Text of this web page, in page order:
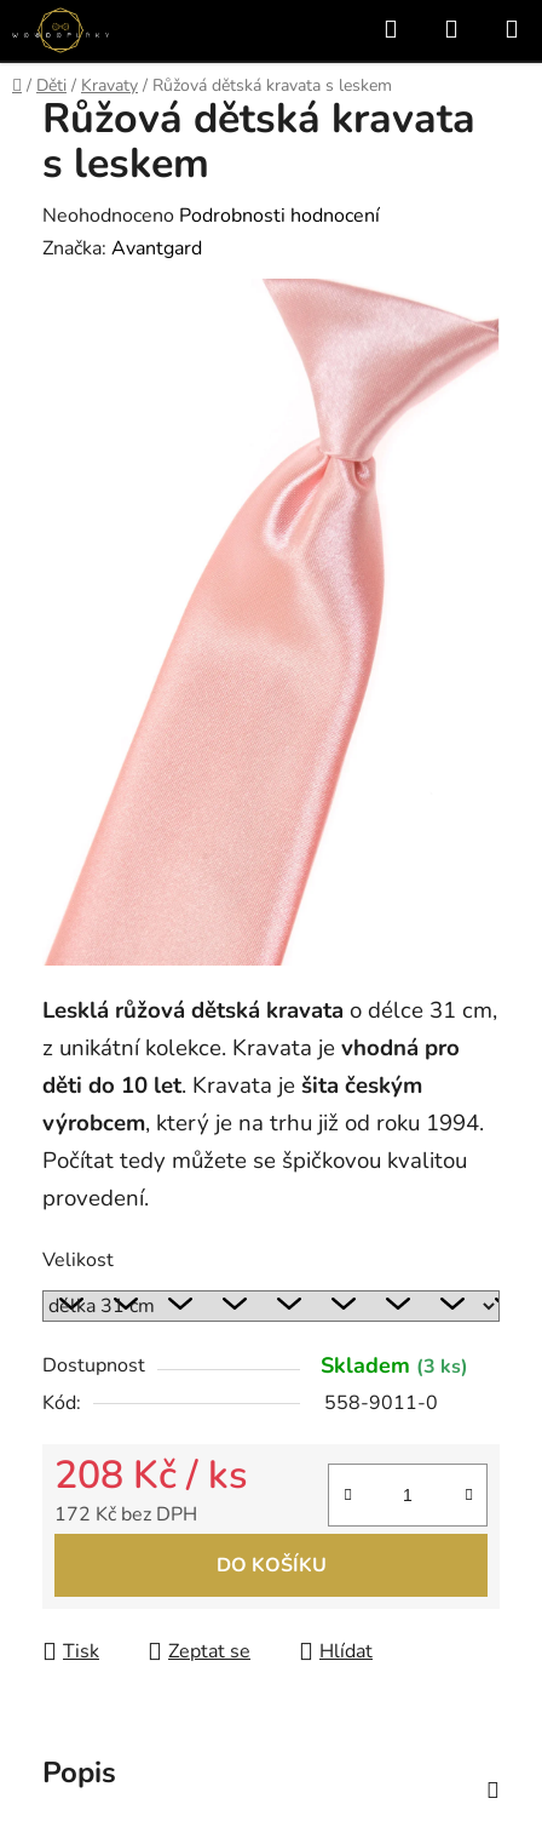
Přejít
na
obsah
Hledat
KOŠÍK
Domů
/ Děti / Kravaty / Růžová dětská kravata s leskem
Lesklá růžová dětská kravata o délce 31 cm,
z unikátní kolekce. Kravata je vhodná pro
děti do 10 let. Kravata je šita českým
výrobcem, který je na trhu již od roku 1994.
Počítat tedy můžete se špičkovou kvalitou
provedení.
Velikost
Dostupnost Skladem (3 ks)
Kód:
558-9011-0
208 Kč/ ks
172 Kč bez DPH
DO KOŠÍKU
Tisk Zeptat se Hlídat
Růžová dětská kravata
s leskem
Průměrné
hodnocení
Neohodnoceno Podrobnosti hodnocení
Značka: Avantgard
Popis